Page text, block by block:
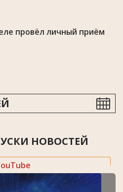
провёл личный приём
НОВОСТЕЙ